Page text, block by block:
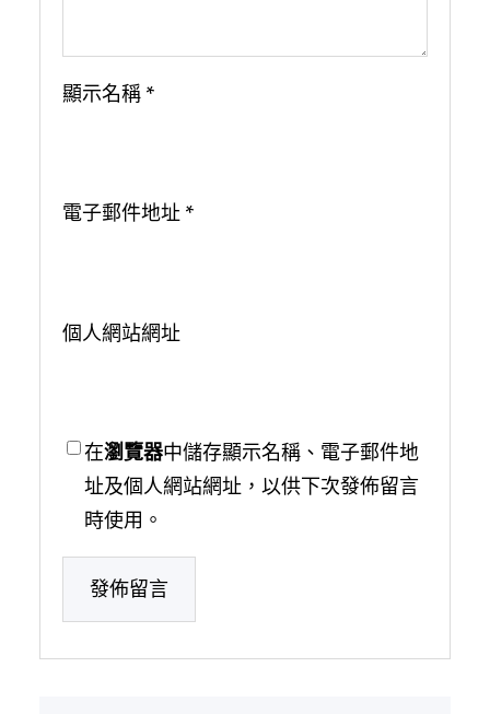
顯示名稱 *
電子郵件地址 *
個人網站網址
在瀏覽器中儲存顯示名稱、電子郵件地
址及個人網站網址，以供下次發佈留言
時使用。